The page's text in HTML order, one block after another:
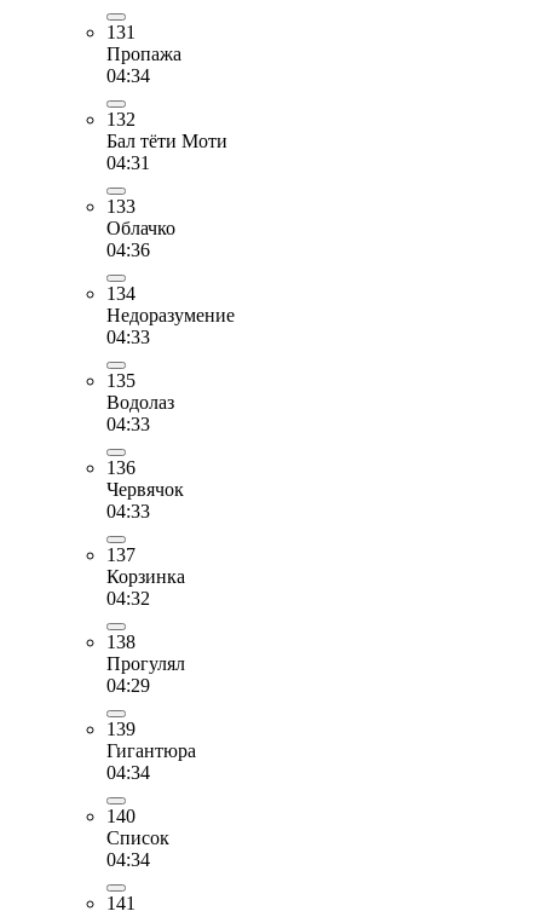
131
Пропажа
04:34
132
Бал тёти Моти
04:31
133
Облачко
04:36
134
Недоразумение
04:33
135
Водолаз
04:33
136
Червячок
04:33
137
Корзинка
04:32
138
Прогулял
04:29
139
Гигантюра
04:34
140
Список
04:34
141